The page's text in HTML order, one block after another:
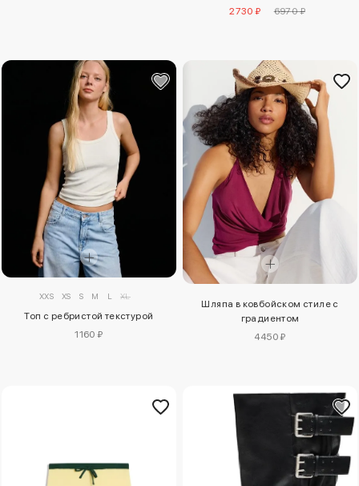
2730 ₽
6970 ₽
XXS XS S M L XL
Топ с ребристой текстурой
1160 ₽
Шляпа в ковбойском стиле с
градиентом
4450 ₽